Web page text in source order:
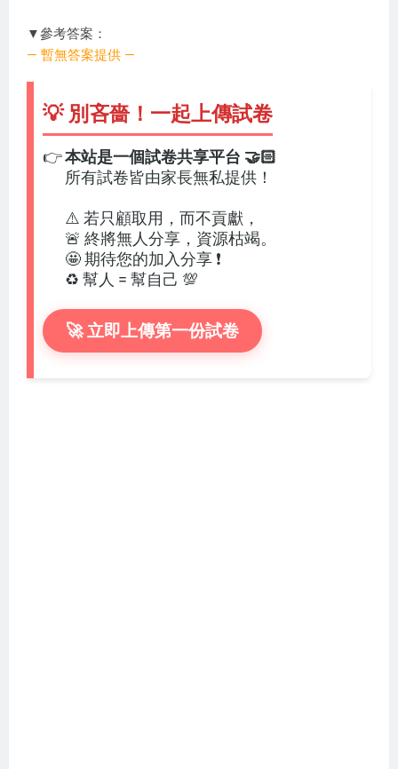
▼參考答案：
— 暫無答案提供 —
💡 別吝嗇！一起上傳試卷
本站是一個試卷共享平台 🤝🏻
👉
所有試卷皆由家長無私提供！
⚠️ 若只顧取用，而不貢獻，
🚨 終將無人分享，資源枯竭。
🤩 期待您的加入分享 ❗
♻️ 幫人 = 幫自己 💯
🚀 立即上傳第一份試卷